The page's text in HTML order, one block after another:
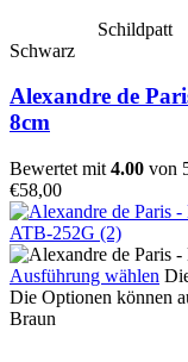
Schildpatt
Schwarz
Alexandre de
8cm
Bewertet mit 4.00 von
€58,00
Ausführung wählen
Die Optionen können
Braun